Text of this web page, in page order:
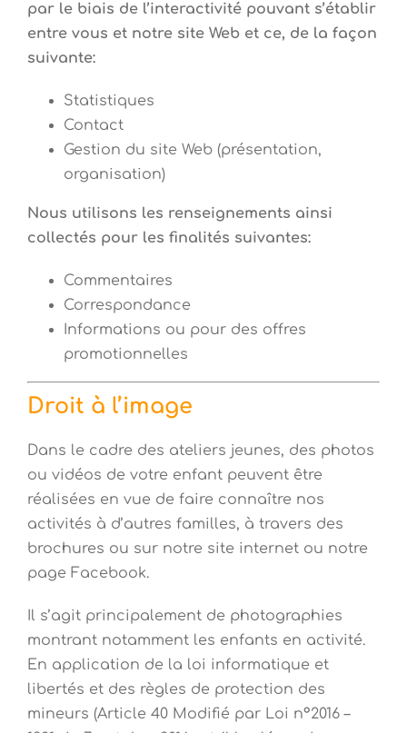
par le biais de l’interactivité pouvant s’établir
entre vous et notre site Web et ce, de la façon
suivante:
Statistiques
Contact
Gestion du site Web (présentation,
organisation)
Nous utilisons les renseignements ainsi
collectés pour les finalités suivantes:
Commentaires
Correspondance
Informations ou pour des offres
promotionnelles
Droit à l’image
Dans le cadre des ateliers jeunes, des photos
ou vidéos de votre enfant peuvent être
réalisées en vue de faire connaître nos
activités à d’autres familles, à travers des
brochures ou sur notre site internet ou notre
page Facebook.
Il s’agit principalement de photographies
montrant notamment les enfants en activité.
En application de la loi informatique et
libertés et des règles de protection des
mineurs (Article 40 Modifié par Loi n°2016 –